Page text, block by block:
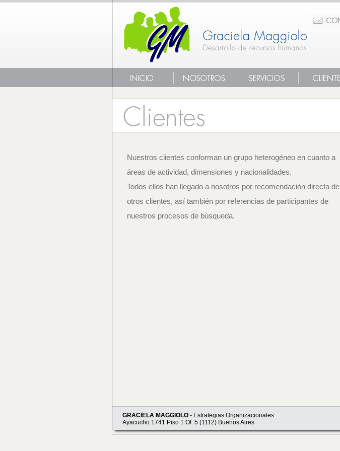
Nuestros clientes conforman un grupo heterogéneo en cuanto a
áreas de actividad, dimensiones y nacionalidades.
Todos ellos han llegado a nosotros por recomendación directa de
otros clientes, así también por referencias de participantes de
nuestros procesos de búsqueda.
GRACIELA MAGGIOLO - Estrategias Organizacionales
Ayacucho 1741 Piso 1 Of. 5 (1112) Buenos Aires